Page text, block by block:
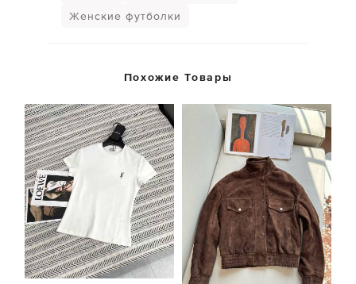
Женские футболки
Похожие Товары